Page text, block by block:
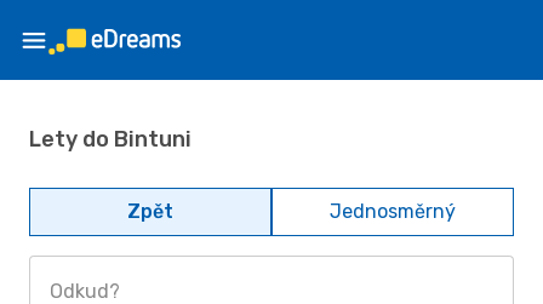
Lety do Bintuni
Zpět Jednosměrný
Odkud?